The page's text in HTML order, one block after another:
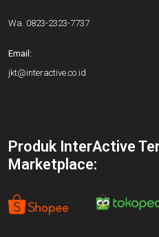
Wa. 0823-2323-7737
Email:
jkt@interactive.co.id
Produk InterActive
Marketplace: